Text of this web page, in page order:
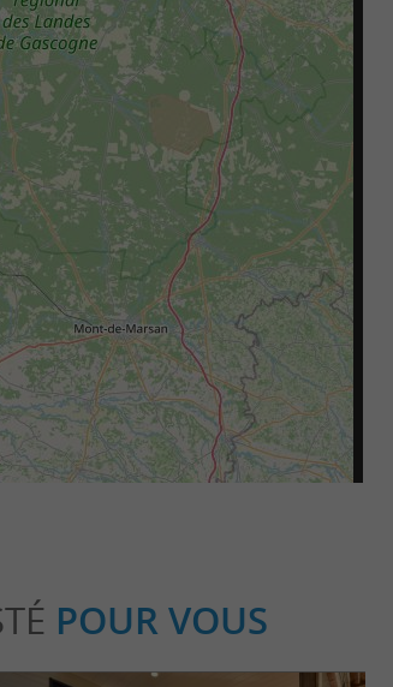
POUR VOUS